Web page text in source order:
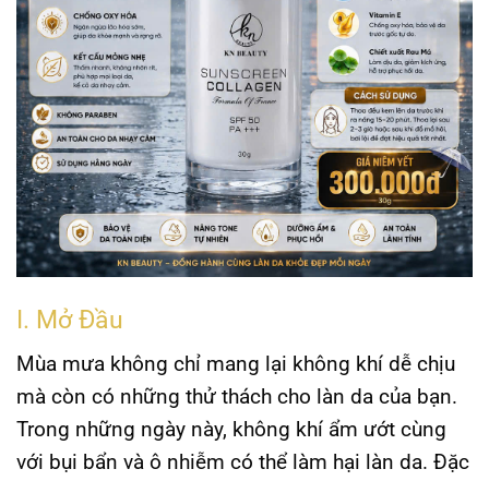
I. Mở Đầu
Mùa mưa không chỉ mang lại không khí dễ chịu
mà còn có những thử thách cho làn da của bạn.
Trong những ngày này, không khí ẩm ướt cùng
với bụi bẩn và ô nhiễm có thể làm hại làn da. Đặc